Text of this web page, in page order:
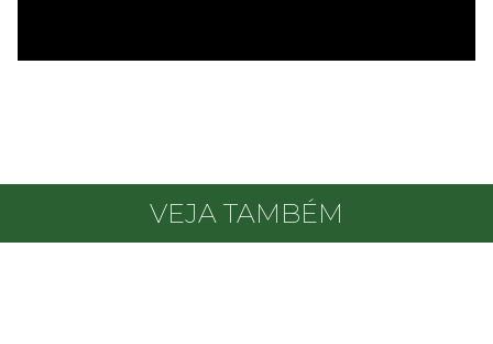
VEJA TAMBÉM